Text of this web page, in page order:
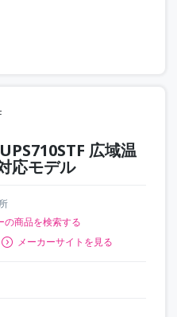
広域温
応モデル
の商品を検索する
メーカーサイトを見る